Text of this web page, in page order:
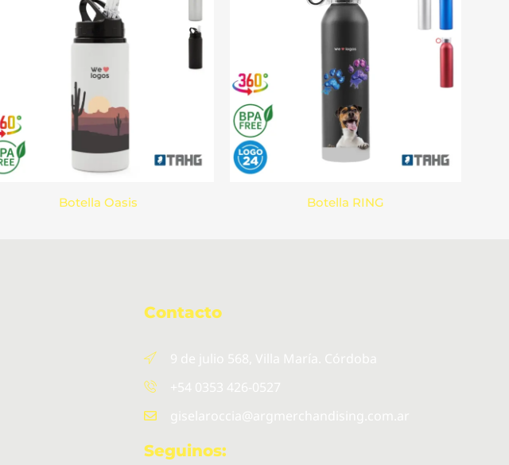
Botella Oasis Botella RING
Contacto
9 de julio 568, Villa María. Córdoba
+54 0353 426-0527
giselaroccia@argmerchandising.com.ar
Seguinos: